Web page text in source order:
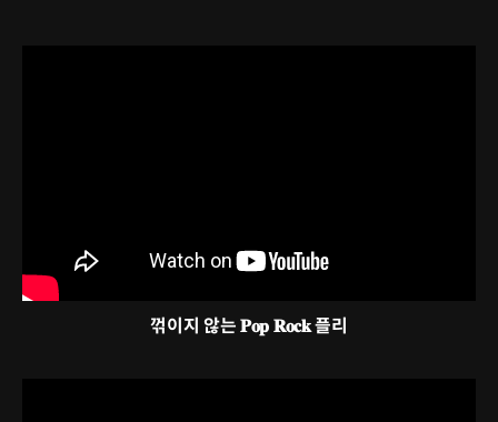
꺾이지 않는 𝐏𝐨𝐩 𝐑𝐨𝐜𝐤 플리